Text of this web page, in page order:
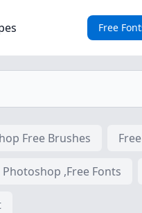
Free
Free Brushes
Photoshop ,Free Fonts